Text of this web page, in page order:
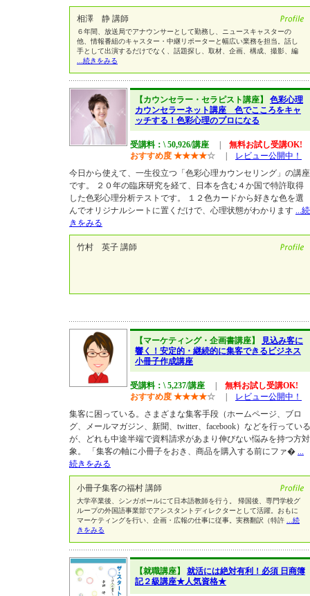
相澤 静 講師
６年間、放送局でアナウンサーとして勤務し、ニュースキャスターの
他、情報番組のキャスター・中継リポーターと幅広い業務を担当。話し
手として出演するだけでなく、話題探し、取材、企画、構成、撮影、編
...続きをみる
【カウンセラー・セラピスト講座】 色彩心理
カウンセラーネット講座 色でこころをキャ
ッチする！色彩心理のプロになる
受講料：\ 50,926/講座
無料お試し受講OK!
おすすめ度 ★★★★☆
レビュー公開中！
今日から使えて、一生役立つ「色彩心理カウンセリング」の講座
です。 ２０年の臨床研究を経て、日本を含む４か国で特許取得
した色彩心理分析テストです。 １２色カードから好きな色を選
んでオリジナルシートに置くだけで、心理状態がわかります ...続
きをみる
竹村 英子 講師
【マーケティング・企画書講座】
見込み客に
響く！安定的・継続的に集客できるビジネス
小冊子作成講座
受講料：\ 5,237/講座
無料お試し受講OK!
おすすめ度 ★★★★☆
レビュー公開中！
集客に困っている。さまざまな集客手段（ホームページ、ブロ
グ、メールマガジン、新聞、twitter、facebook）などを行っている
が、どれも中途半端で資料請求があまり伸びない悩みを持つ方対
象。 「集客の軸に小冊子をおき、商品を購入する前にファ� ...
続きをみる
小冊子集客の福村 講師
大学卒業後、シンガポールにて日本語教師を行う。 帰国後、専門学校グ
ループの外国語事業部でアシスタントディレクターとして活躍。おもに
マーケティングを行い、企画・広報の仕事に従事。実務翻訳（特許
...続
きをみる
【就職講座】 就活には絶対有利！必須 日商簿
記２級講座★人気資格★